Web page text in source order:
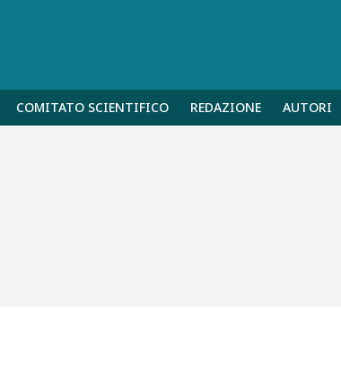
COMITATO SCIENTIFICO REDAZIONE AUTORI